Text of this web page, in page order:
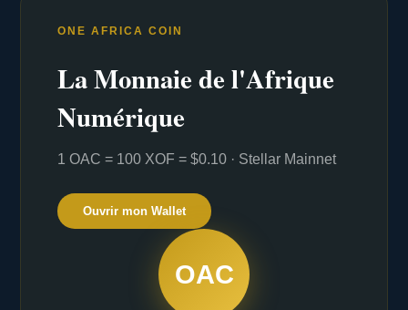
ONE AFRICA COIN
La Monnaie de l'Afrique
Numérique
1 OAC = 100 XOF = $0.10 · Stellar Mainnet
Ouvrir mon Wallet
OAC